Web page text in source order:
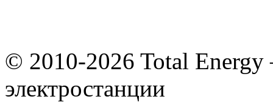
© 2010-2026 Total
электростанции